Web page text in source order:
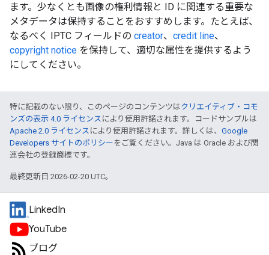
ます。少なくとも画像の権利情報と ID に関連する重要な
メタデータは保持することをおすすめします。たとえば、
なるべく IPTC フィールドの creator、 credit line、
copyright notice を保持して、適切な属性を提供するよう
にしてください。
特に記載のない限り、このページのコンテンツはクリエイティブ・コモ
ンズの表示 4.0 ライセンス により使用許諾されます。コードサンプルは
Apache 2.0 ライセンス により使用許諾されます。詳しくは、 Google
Developers サイトのポリシー をご覧ください。Java は Oracle および関
連会社の登録商標です。
最終更新日 2026-02-20 UTC。
LinkedIn
YouTube
ブログ